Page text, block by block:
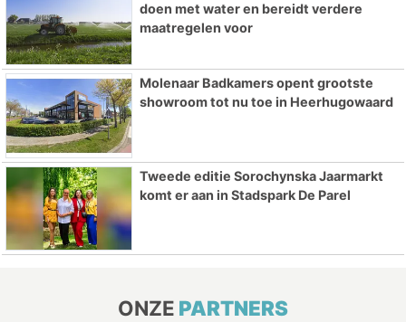
doen met water en bereidt verdere
maatregelen voor
Molenaar Badkamers opent grootste
showroom tot nu toe in Heerhugowaard
Tweede editie Sorochynska Jaarmarkt
komt er aan in Stadspark De Parel
ONZE PARTNERS